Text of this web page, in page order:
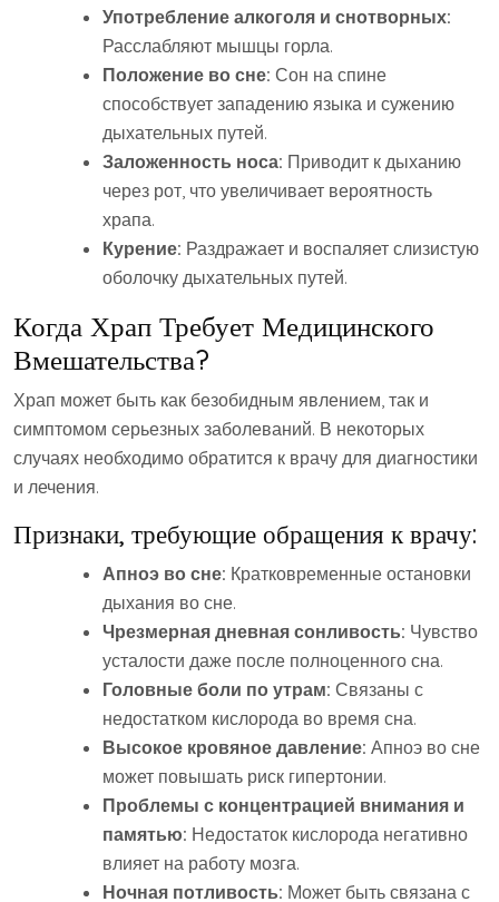
Употребление алкоголя и снотворных:
Расслабляют мышцы горла.
Положение во сне: Сон на спине
способствует западению языка и сужению
дыхательных путей.
Заложенность носа: Приводит к дыханию
через рот, что увеличивает вероятность
храпа.
Курение: Раздражает и воспаляет слизистую
оболочку дыхательных путей.
Когда Храп Требует Медицинского
Вмешательства?
Храп может быть как безобидным явлением, так и
симптомом серьезных заболеваний. В некоторых
случаях необходимо обратится к врачу для диагностики
и лечения.
Признаки, требующие обращения к врачу:
Апноэ во сне: Кратковременные остановки
дыхания во сне.
Чрезмерная дневная сонливость: Чувство
усталости даже после полноценного сна.
Головные боли по утрам: Связаны с
недостатком кислорода во время сна.
Высокое кровяное давление: Апноэ во сне
может повышать риск гипертонии.
Проблемы с концентрацией внимания и
памятью: Недостаток кислорода негативно
влияет на работу мозга.
Ночная потливость: Может быть связана с